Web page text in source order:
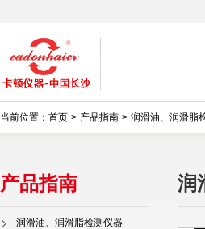
当前位置： 首页 > 产品指南 > 润滑油、润滑脂
产品指南
润滑油、润滑脂检测仪器
润